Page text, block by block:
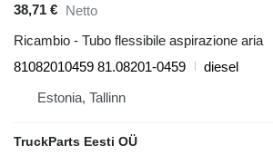
38,71 €
Netto
Ricambio - Tubo flessibile aspirazione aria
81082010459 81.08201-0459
diesel
Estonia, Tallinn
TruckParts Eesti OÜ